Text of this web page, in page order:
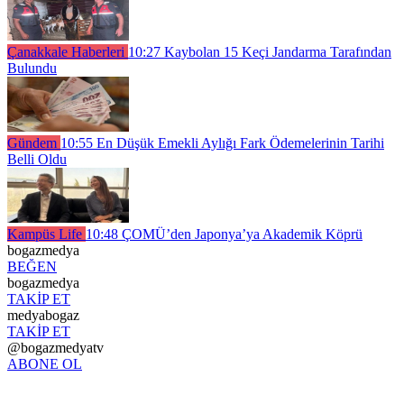
Çanakkale Haberleri 10:27 Kaybolan 15 Keçi Jandarma Tarafından
Bulundu
Gündem 10:55 En Düşük Emekli Aylığı Fark Ödemelerinin Tarihi
Belli Oldu
Kampüs Life 10:48 ÇOMÜ’den Japonya’ya Akademik Köprü
bogazmedya
BEĞEN
bogazmedya
TAKİP ET
medyabogaz
TAKİP ET
@bogazmedyatv
ABONE OL